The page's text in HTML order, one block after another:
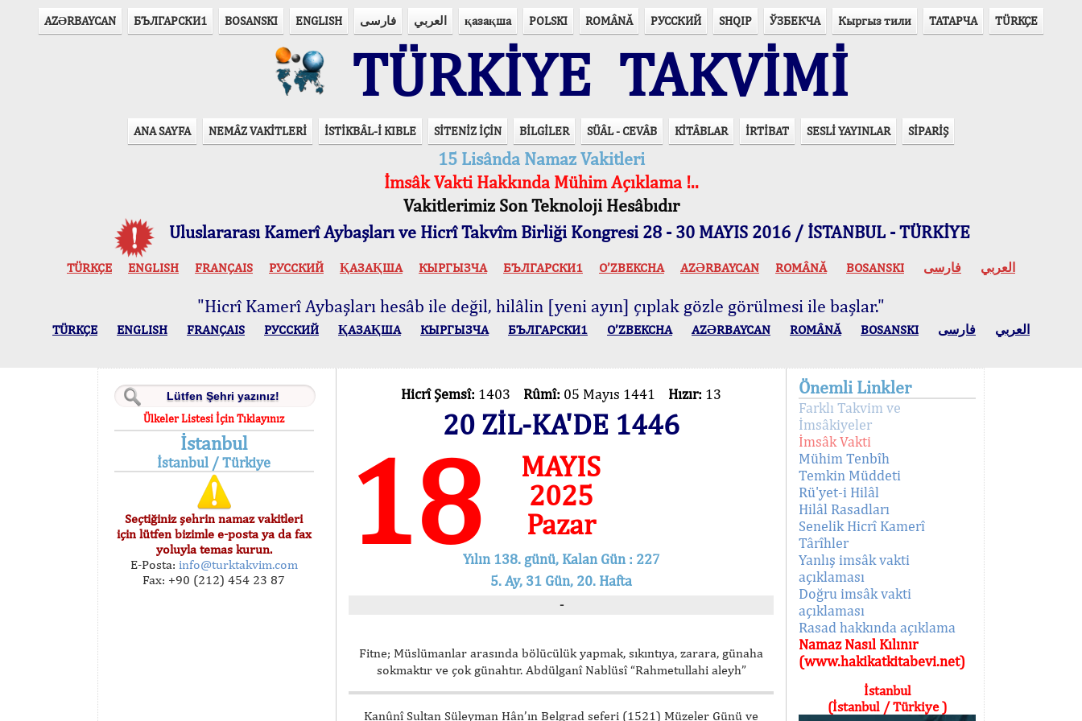
AZӘRBAYCAN БЪЛГАРСКИ1 BOSANSKI ENGLISH فارسی العربي қазақша POLSKI ROMÂNĂ РУССКИЙ SHQIP ЎЗБЕКЧА Кыргыз тили ТАТАРЧА TÜRKÇE
TÜRKİYE TAKVİMİ
ANA SAYFA NEMÂZ VAKİTLERİ İSTİKBÂL-İ KIBLE SİTENİZ İÇİN BİLGİLER SÜÂL - CEVÂB KİTÂBLAR İRTİBAT SESLİ YAYINLAR SİPARİŞ
15 Lisânda Namaz Vakitleri
İmsâk Vakti Hakkında Mühim Açıklama !..
Vakitlerimiz Son Teknoloji Hesâbıdır
Uluslararası Kamerî Aybaşları ve Hicrî Takvîm Birliği Kongresi 28 - 30 MAYIS 2016 / İSTANBUL - TÜRKİYE
TÜRKÇE ENGLISH FRANÇAIS РУССКИЙ ҚАЗАҚША КЫPГЫЗЧA БЪЛГАРСКИ1 O’ZBEKCHA AZӘRBAYCAN ROMÂNĂ BOSANSKI العربي فارسی
"Hicrî Kamerî Aybaşları hesâb ile değil, hilâlin [yeni ayın] çıplak gözle görülmesi ile başlar."
TÜRKÇE ENGLISH FRANÇAIS РУССКИЙ ҚАЗАҚША КЫPГЫЗЧA БЪЛГАРСКИ1 O’ZBEKCHA AZӘRBAYCAN ROMÂNĂ BOSANSKI العربي فارسی
Ülkeler Listesi İçin Tıklayınız
İstanbul
İstanbul / Türkiye
Seçtiğiniz şehrin namaz vakitleri
için lütfen bizimle e-posta ya da fax
yoluyla temas kurun.
E-Posta: info@turktakvim.com
Fax: +90 (212) 454 23 87
Hicrî Şemsî: 1403 Rûmî: 05 Mayıs 1441 Hızır: 13
20 ZİL-KA'DE 1446
18
MAYIS
2025
Pazar
Yılın 138. günü, Kalan Gün : 227
5. Ay, 31 Gün, 20. Hafta
-
Fitne; Müslümanlar arasında bölücülük yapmak, sıkıntıya, zarara, günaha
sokmaktır ve çok günahtır. Abdülganî Nablüsî “Rahmetullahi aleyh”
Kanûnî Sultan Süleyman Hân’ın Belgrad seferi (1521) Müzeler Günü ve
Önemli Linkler
Farklı Takvim ve
İmsâkiyeler
İmsâk Vakti
Mühim Tenbîh
Temkin Müddeti
Rü'yet-i Hilâl
Hilâl Rasadları
Senelik Hicrî Kamerî
Târîhler
Yanlış imsâk vakti
açıklaması
Doğru imsâk vakti
açıklaması
Rasad hakkında açıklama
Namaz Nasıl Kılınır
(www.hakikatkitabevi.net)
İstanbul
(İstanbul / Türkiye )